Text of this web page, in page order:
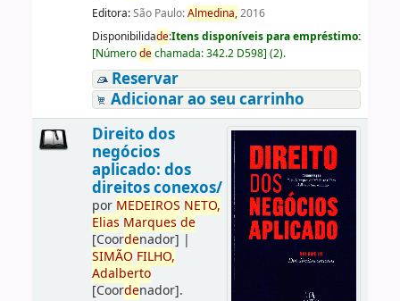
Editora:São Paulo:Almedina,2016
Disponibilidade:Itens disponíveis para empréstimo:
[Númerodechamada:342.2 D598] (2).
Reservar
Adicionar ao seu carrinho
Direito dos
negócios
aplicado: dos
direitos conexos/
por MEDEIROS NETO,
Elias Marques de
[Coordenador] |
SIMÃO FILHO,
Adalberto
[Coordenador].